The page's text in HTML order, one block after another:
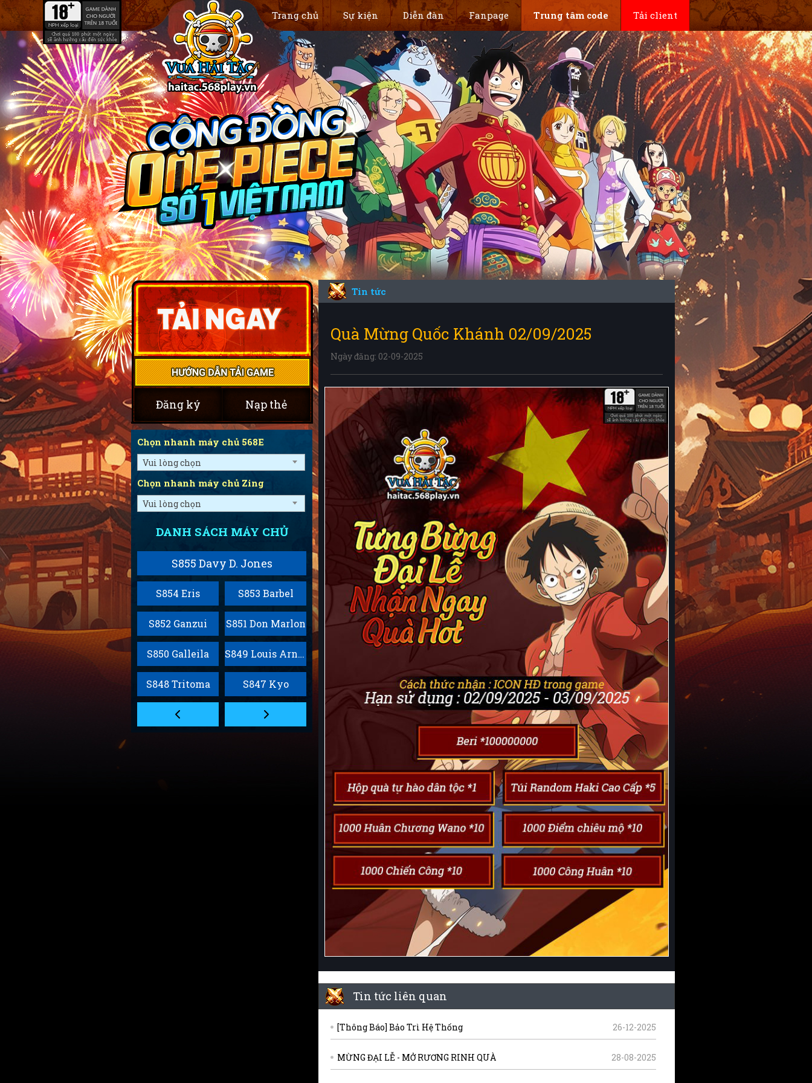
Trang chủ Sự kiện Diễn đàn Fanpage Trung tâm code Tải client
Đăng ký Nạp thẻ
Chọn nhanh máy chủ 568E
Vui lòng chọn
Chọn nhanh máy chủ Zing
Vui lòng chọn
DANH SÁCH MÁY CHỦ
S855 Davy D. Jones
S854 Eris S853 Barbel
S852 Ganzui S851 Don Marlon
S850 Galleila S849 Louis Arnote
S848 Tritoma S847 Kyo
Tin tức
Quà Mừng Quốc Khánh 02/09/2025
Ngày đăng: 02-09-2025
Tin tức liên quan
[Thông Báo] Bảo Trì Hệ Thống 26-12-2025
MỪNG ĐẠI LỄ - MỞ RƯƠNG RINH QUÀ 28-08-2025